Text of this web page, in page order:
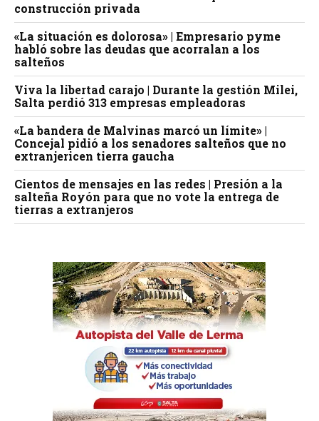
construcción privada
«La situación es dolorosa» | Empresario pyme
habló sobre las deudas que acorralan a los
salteños
Viva la libertad carajo | Durante la gestión Milei,
Salta perdió 313 empresas empleadoras
«La bandera de Malvinas marcó un límite» |
Concejal pidió a los senadores salteños que no
extranjericen tierra gaucha
Cientos de mensajes en las redes | Presión a la
salteña Royón para que no vote la entrega de
tierras a extranjeros